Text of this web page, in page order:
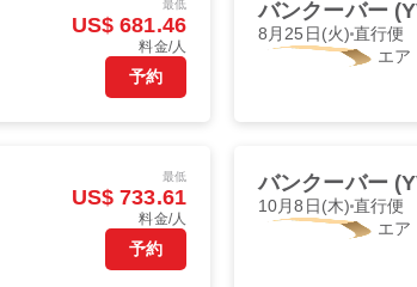
最低
US$ 681.46
料金/人
予約
バンクーバー
8月25日(火)直行便
エア
最低
US$ 733.61
料金/人
予約
バンクーバー
10月8日(木)直行便
エア